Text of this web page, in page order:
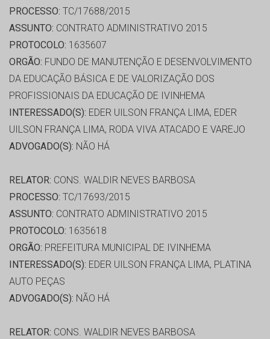
PROCESSO: TC/17688/2015
ASSUNTO: CONTRATO ADMINISTRATIVO 2015
PROTOCOLO: 1635607
ORGÃO: FUNDO DE MANUTENÇÃO E DESENVOLVIMENTO
DA EDUCAÇÃO BÁSICA E DE VALORIZAÇÃO DOS
PROFISSIONAIS DA EDUCAÇÃO DE IVINHEMA
INTERESSADO(S): EDER UILSON FRANÇA LIMA, EDER
UILSON FRANÇA LIMA, RODA VIVA ATACADO E VAREJO
ADVOGADO(S): NÃO HÁ
RELATOR: CONS. WALDIR NEVES BARBOSA
PROCESSO: TC/17693/2015
ASSUNTO: CONTRATO ADMINISTRATIVO 2015
PROTOCOLO: 1635618
ORGÃO: PREFEITURA MUNICIPAL DE IVINHEMA
INTERESSADO(S): EDER UILSON FRANÇA LIMA, PLATINA
AUTO PEÇAS
ADVOGADO(S): NÃO HÁ
RELATOR: CONS. WALDIR NEVES BARBOSA